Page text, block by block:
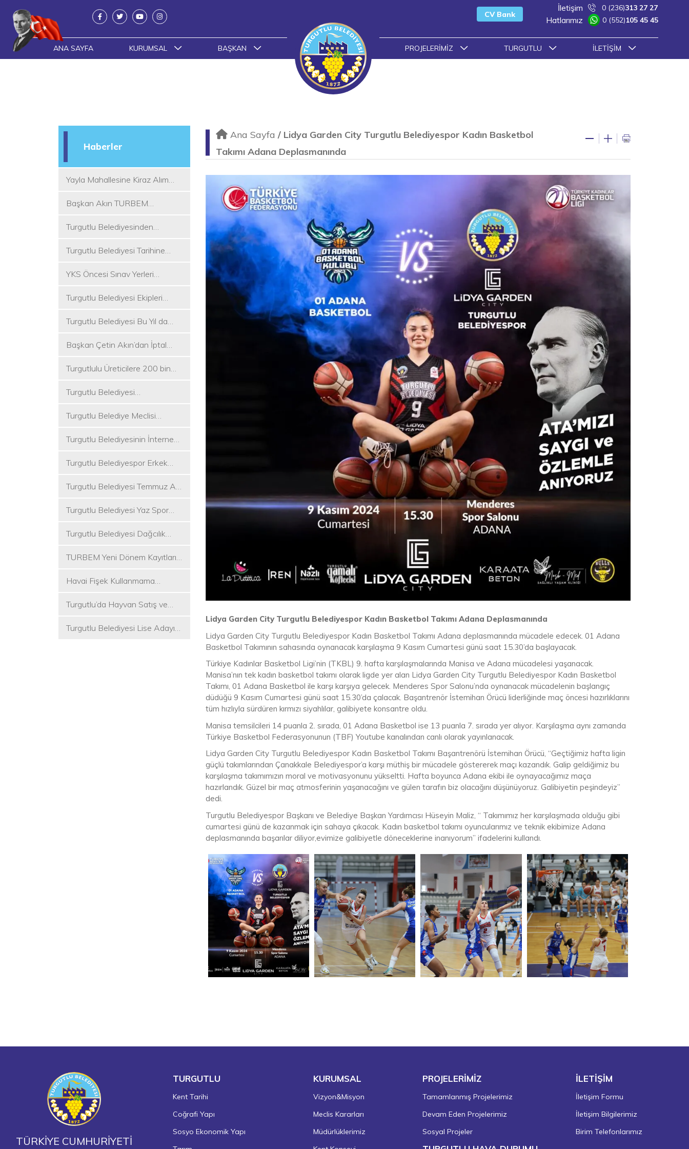
ANA SAYFA KURUMSAL BAŞKAN PROJELERIMIZ TURGUTLU İLETIŞIM
CV Bank
İletişim 0 (236)313 27 27
Hatlarımız 0 (552)105 45 45
Haberler
Yayla Mahallesine Kiraz Alım
Başkan Akın TURBEM
Turgutlu Belediyesinden
Mesai
Turgutlu Belediyesi Tarihine
YKS Öncesi Sınav Yerleri
Turgutlu Belediyesi Ekipleri
Hizmete Devam Ediyor
Turgutlu Belediyesi Bu Yıl da
Kuracak
Başkan Çetin Akın’dan İptal
Turgutlulu Üreticilere 200 bin
Turgutlu Belediyesi
Turgutlu Belediye Meclisi
Turgutlu Belediyesinin İnternet
Turgutlu Belediyespor Erkek
Turgutlu Belediyesi Temmuz Ayı
Turgutlu Belediyesi Yaz Spor
Turgutlu Belediyesi Dağcılık
Düzenledi
TURBEM Yeni Dönem Kayıtları
Havai Fişek Kullanmama
Akın Oldu
Turgutlu’da Hayvan Satış ve
Turgutlu Belediyesi Lise Adayı
Ana Sayfa / Lidya Garden City Turgutlu Belediyespor Kadın Basketbol
Takımı Adana Deplasmanında
Lidya Garden City Turgutlu BelediyesporKadın Basketbol Takımı Adana Deplasmanında
Lidya Garden City Turgutlu Belediyespor Kadın Basketbol Takımı Adana deplasmanında mücadele edecek. 01 Adana
Basketbol Takımının sahasında oynanacak karşılaşma 9 Kasım Cumartesi günü saat 15.30’da başlayacak.
Türkiye Kadınlar Basketbol Ligi’nin (TKBL) 9. hafta karşılaşmalarında Manisa ve Adana mücadelesi yaşanacak.
Manisa’nın tek kadın basketbol takımı olarak ligde yer alan Lidya Garden City Turgutlu Belediyespor Kadın Basketbol
Takımı, 01 Adana Basketbol ile karşı karşıya gelecek. Menderes Spor Salonu’nda oynanacak mücadelenin başlangıç
düdüğü 9 Kasım Cumartesi günü saat 15.30’da çalacak. Başantrenör İstemihan Örücü liderliğinde maç öncesi hazırlıklarını
tüm hızlıyla sürdüren kırmızı siyahlılar, galibiyete konsantre oldu.
Manisa temsilcileri 14 puanla 2. sırada, 01 Adana Basketbol ise 13 puanla 7. sırada yer alıyor. Karşılaşma aynı zamanda
Türkiye Basketbol Federasyonunun (TBF) Youtube kanalından canlı olarak yayınlanacak.
Lidya Garden City Turgutlu Belediyespor Kadın Basketbol Takımı Başantrenörü İstemihan Örücü, “Geçtiğimiz hafta ligin
güçlü takımlarından Çanakkale Belediyespor’a karşı müthiş bir mücadele göstererek maçı kazandık. Galip geldiğimiz bu
karşılaşma takımımızın moral ve motivasyonunu yükseltti. Hafta boyunca Adana ekibi ile oynayacağımız maça
hazırlandık. Güzel bir maç atmosferinin yaşanacağını ve gülen tarafın biz olacağını düşünüyoruz. Galibiyetin peşindeyiz”
dedi.
Turgutlu Belediyespor Başkanı ve Belediye Başkan Yardımcısı Hüseyin Maliz, “ Takımımız her karşılaşmada olduğu gibi
cumartesi günü de kazanmak için sahaya çıkacak. Kadın basketbol takımı oyuncularımız ve teknik ekibimize Adana
deplasmanında başarılar diliyor,evimize galibiyetle döneceklerine inanıyorum” ifadelerini kullandı.
TÜRKİYE CUMHURİYETİ
TURGUTLU
Kent Tarihi
Coğrafi Yapı
Sosyo Ekonomik Yapı
KURUMSAL
Vizyon&Misyon
Meclis Kararları
Müdürlüklerimiz
PROJELERİMİZ
Tamamlanmış Projelerimiz
Devam Eden Projelerimiz
Sosyal Projeler
İLETİŞİM
İletişim Formu
İletişim Bilgilerimiz
Birim Telefonlarımız